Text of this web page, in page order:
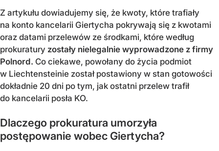
Z artykułu dowiadujemy się, że kwoty, które trafiały
na konto kancelarii Giertycha pokrywają się z kwotami
oraz datami przelewów ze środkami, które według
prokuratury zostały nielegalnie wyprowadzone z firmy
Polnord. Co ciekawe, powołany do życia podmiot
w Liechtensteinie został postawiony w stan gotowości
dokładnie 20 dni po tym, jak ostatni przelew trafił
do kancelarii posła KO.
Dlaczego prokuratura umorzyła
postępowanie wobec Giertycha?